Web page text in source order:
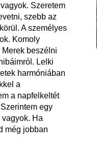
Szeretem
szebb az
A személyes
Komoly
beszélni
Lelki
harmóniában
a
a napfelkeltét
egy
Ha
még jobban